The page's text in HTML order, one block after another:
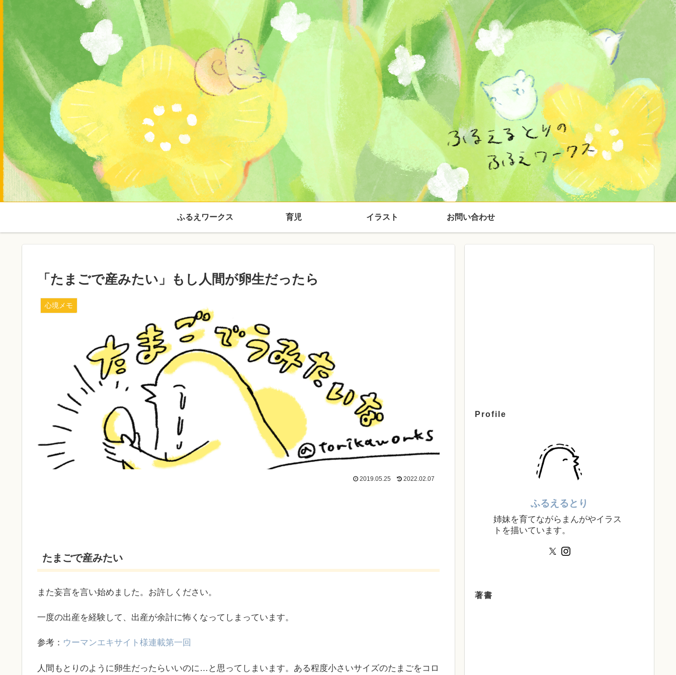
ふるえワークス 育児 イラスト お問い合わせ
「たまごで産みたい」もし人間が卵生だったら
心境メモ
2019.05.25 2022.02.07
たまごで産みたい
また妄言を言い始めました。お許しください。
一度の出産を経験して、出産が余計に怖くなってしまっています。
参考： ウーマンエキサイト様連載第一回
人間もとりのように卵生だったらいいのに…と思ってしまいます。ある程度小さいサイズのたまごをコロ
Profile
ふるえるとり
姉妹を育てながらまんがやイラス
トを描いています。
著書